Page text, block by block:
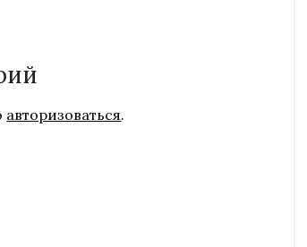
авторизоваться.